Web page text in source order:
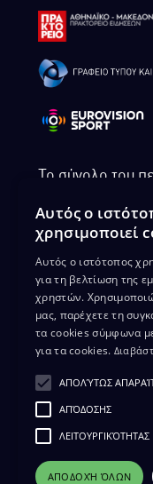
Το σύνολο του
υπηρεσιών της
στους
χρήση.
του, σε
επεξεργασία
ΔΙΚΑΙΩΜΑ ΠΡΟΣΤΑΣΙΑΣ
ΔΙΑΘΕΣΗ ΑΡΧΕΙΑΚΟΥ
ΠΟΛΙΤΙΚΗ ΑΠΟΡΡΗΤΟΥ
Αυτός ο
χρησιμοποιεί
Αυτός ο ιστότοπος
για τη βελτίωση της
χρηστών.
μας, παρέχετε τη
τα cookies σύμφωνα
για τα cookies.
ΑΠΟΛΎΤΩΣ
ΑΠΌΔΟΣΗΣ
ΛΕΙΤΟΥΡΓΙΚΌΤΗΤΑΣ
ΑΠΟΔΟΧΉ ΌΛΩΝ